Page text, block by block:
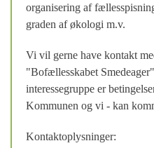
organisering af
graden af økologi m.v.
Vi vil gerne have kontakt
"Bofællesskabet
interessegruppe er
Kommunen og vi - kan
Kontaktoplysninger: